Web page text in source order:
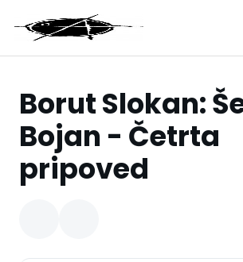
Borut Slokan:
Bojan - Četrta
pripoved